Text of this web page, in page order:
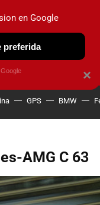
OBSERVATORIO
GPS BMW
AMG C 63
×
en Google
preferida